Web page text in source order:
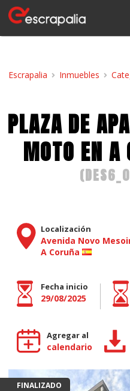
Escrapalia Inmuebles
PLAZA DE
MOTO EN
(
Localización
Avenida Novo
A Coruña
Fecha inicio
29/08/2025
Agregar al
calendario
FINALIZADO